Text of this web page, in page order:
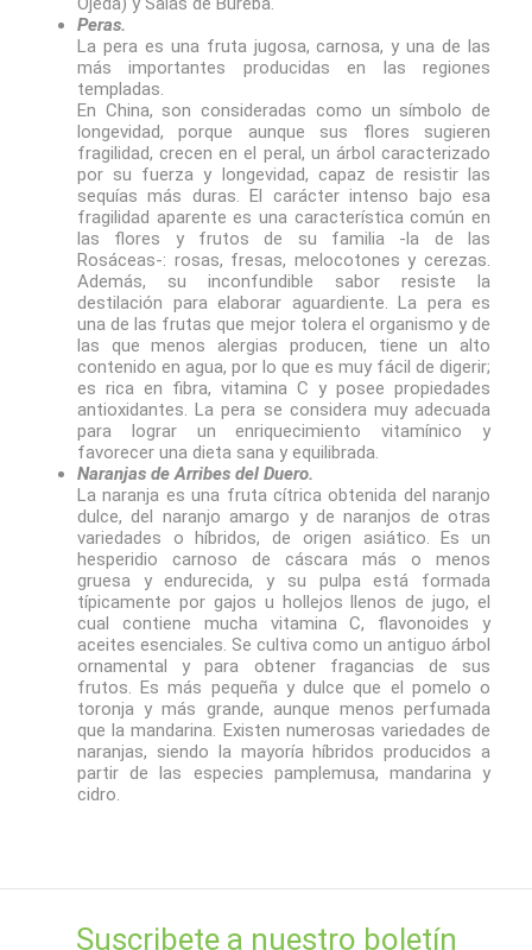
Peras.
La pera es una fruta jugosa, carnosa, y una de las
más importantes producidas en las regiones
templadas.
En China, son consideradas como un símbolo de
longevidad, porque aunque sus flores sugieren
fragilidad, crecen en el peral, un árbol caracterizado
por su fuerza y longevidad, capaz de resistir las
sequías más duras. El carácter intenso bajo esa
fragilidad aparente es una característica común en
las flores y frutos de su familia -la de las
Rosáceas-: rosas, fresas, melocotones y cerezas.
Además, su inconfundible sabor resiste la
destilación para elaborar aguardiente. La pera es
una de las frutas que mejor tolera el organismo y de
las que menos alergias producen, tiene un alto
contenido en agua, por lo que es muy fácil de digerir;
es rica en fibra, vitamina C y posee propiedades
antioxidantes. ​La pera se considera muy adecuada
para lograr un enriquecimiento vitamínico y
favorecer una dieta sana y equilibrada.
Naranjas de Arribes del Duero.
La naranja es una fruta cítrica obtenida del naranjo
dulce, del naranjo amargo y de naranjos de otras
variedades o híbridos, de origen asiático.​ Es un
hesperidio carnoso de cáscara más o menos
gruesa y endurecida, y su pulpa está formada
típicamente por gajos u hollejos llenos de jugo, el
cual contiene mucha vitamina C, flavonoides y
aceites esenciales. Se cultiva como un antiguo árbol
ornamental y para obtener fragancias de sus
frutos. Es más pequeña y dulce que el pomelo o
toronja y más grande, aunque menos perfumada
que la mandarina. Existen numerosas variedades de
naranjas, siendo la mayoría híbridos producidos a
partir de las especies pamplemusa, mandarina y
cidro.
Suscribete a nuestro boletín